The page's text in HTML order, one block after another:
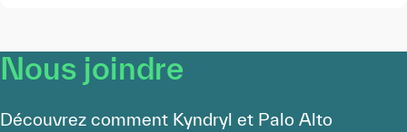
Nous joindre
Découvrez comment Kyndryl et Palo Alto